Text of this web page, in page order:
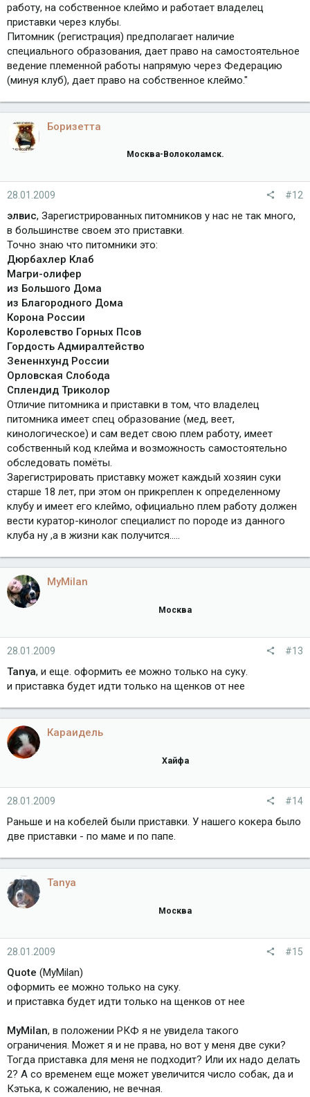
работу, на собственное клеймо и работает владелец
приставки через клубы.
Питомник (регистрация) предполагает наличие
специального образования, дает право на самостоятельное
ведение племенной работы напрямую через Федерацию
(минуя клуб), дает право на собственное клеймо."
Боризетта
Москва-Волоколамск.
28.01.2009 #12
элвис, Зарегистрированных питомников у нас не так много,
в большинстве своем это приставки.
Точно знаю что питомники это:
Дюрбахлер Клаб
Магри-олифер
из Большого Дома
из Благородного Дома
Корона России
Королевство Горных Псов
Гордость Адмиралтейство
Зененнхунд России
Орловская Слобода
Сплендид Триколор
Отличие питомника и приставки в том, что владелец
питомника имеет спец образование (мед, веет,
кинологическое) и сам ведет свою плем работу, имеет
собственный код клейма и возможность самостоятельно
обследовать помёты.
Зарегистрировать приставку может каждый хозяин суки
старше 18 лет, при этом он прикреплен к определенному
клубу и имеет его клеймо, официально плем работу должен
вести куратор-кинолог специалист по породе из данного
клуба ну ,а в жизни как получится…..
MyMilan
Москва
28.01.2009 #13
Tanya, и еще. оформить ее можно только на суку.
и приставка будет идти только на щенков от нее
Караидель
Хайфа
28.01.2009 #14
Раньше и на кобелей были приставки. У нашего кокера было
две приставки - по маме и по папе.
Tanya
Москва
28.01.2009 #15
Quote (MyMilan)
оформить ее можно только на суку.
и приставка будет идти только на щенков от нее
MyMilan, в положении РКФ я не увидела такого
ограничения. Может я и не права, но вот у меня две суки?
Тогда приставка для меня не подходит? Или их надо делать
2? А со временем еще может увеличится число собак, да и
Кэтька, к сожалению, не вечная.